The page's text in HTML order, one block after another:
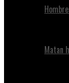
Matan